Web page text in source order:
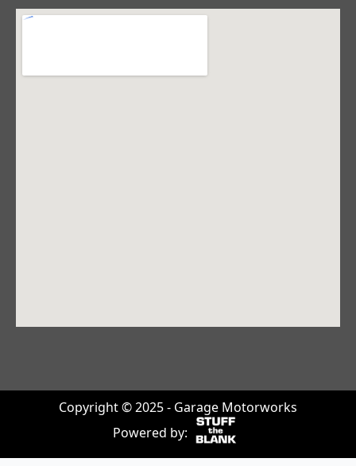
Copyright © 2025 - Garage Motorworks
Powered by: